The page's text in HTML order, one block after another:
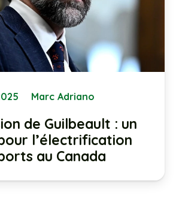
Marc Adriano
de Guilbeault : un
l’électrification
au Canada